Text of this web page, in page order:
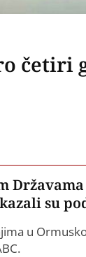
četiri
su
u